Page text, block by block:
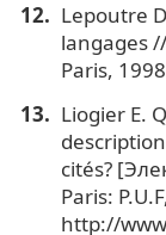
Lepoutre
langages
Paris,
Liogier E.
cités?
Paris:
http://